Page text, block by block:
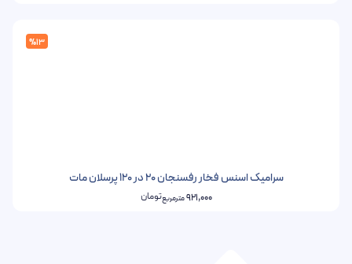
%13
سرامیک اسنس فخار رفسنجان 20 در 120 پرسلان مات
921,000مترمربعتومان